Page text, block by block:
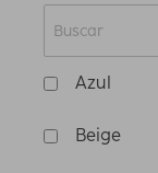
Azul
Beige